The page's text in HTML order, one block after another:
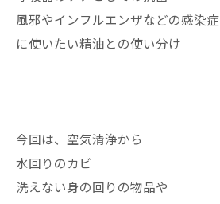
風邪やインフルエンザなどの感染症
に使いたい精油との使い分け
今回は、空気清浄から
水回りのカビ
洗えない身の回りの物品や